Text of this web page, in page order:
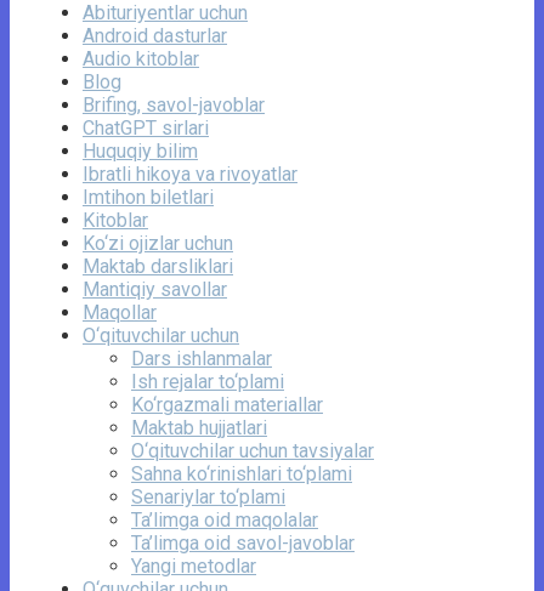
Abituriyentlar uchun
Android dasturlar
Audio kitoblar
Blog
Brifing, savol-javoblar
ChatGPT sirlari
Huquqiy bilim
Ibratli hikoya va rivoyatlar
Imtihon biletlari
Kitoblar
Ko‘zi ojizlar uchun
Maktab darsliklari
Mantiqiy savollar
Maqollar
O‘qituvchilar uchun
Dars ishlanmalar
Ish rejalar to‘plami
Ko‘rgazmali materiallar
Maktab hujjatlari
O‘qituvchilar uchun tavsiyalar
Sahna ko‘rinishlari to‘plami
Senariylar to‘plami
Ta’limga oid maqolalar
Ta’limga oid savol-javoblar
Yangi metodlar